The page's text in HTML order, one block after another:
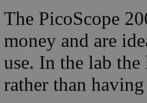
The PicoScope
money and are
use. In the lab
rather than having